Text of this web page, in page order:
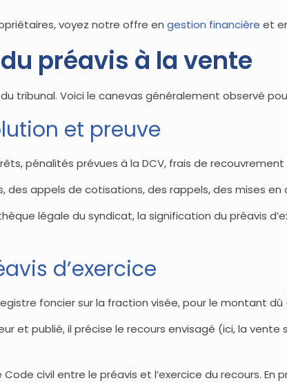
voyez notre offre engestion financière et
préavis à la vente
tribunal. Voici le canevas généralement observé
et preuve
pénalités prévues à la DCV, frais de recouvrement
des appels de cotisations, des rappels, des mises
légale du syndicat, la signification du préavis
d’exercice
foncier sur la fraction visée, pour le montant
et publié, il précise le recours envisagé (ici, la
civil entre le préavis et l’exercice du recours.